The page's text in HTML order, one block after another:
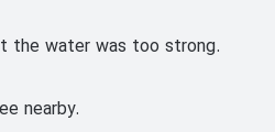
the water was too strong.
nearby.